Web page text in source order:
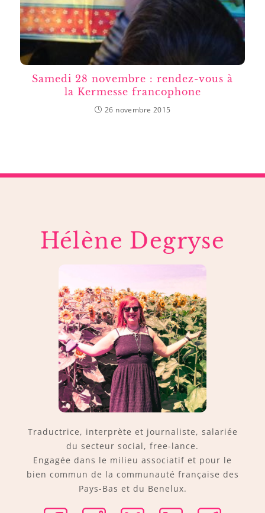
Samedi 28 novembre : rendez-vous à
la Kermesse francophone
26 novembre 2015
Hélène Degryse
Traductrice, interprète et journaliste, salariée
du secteur social, free-lance.
Engagée dans le milieu associatif et pour le
bien commun de la communauté française des
Pays-Bas et du Benelux.